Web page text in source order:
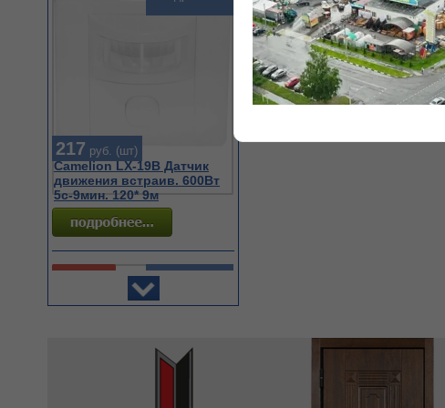
Camelion LX-19B Датчик
движения встраив. 600Вт
5с-9мин. 120* 9м
217 руб. (шт)